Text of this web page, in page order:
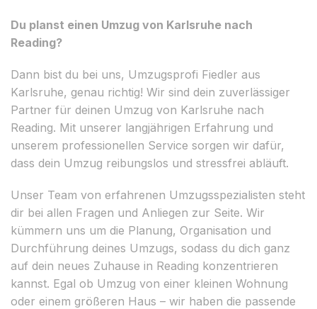
Du planst einen Umzug von Karlsruhe nach
Reading?
Dann bist du bei uns, Umzugsprofi Fiedler aus
Karlsruhe, genau richtig! Wir sind dein zuverlässiger
Partner für deinen Umzug von Karlsruhe nach
Reading. Mit unserer langjährigen Erfahrung und
unserem professionellen Service sorgen wir dafür,
dass dein Umzug reibungslos und stressfrei abläuft.
Unser Team von erfahrenen Umzugsspezialisten steht
dir bei allen Fragen und Anliegen zur Seite. Wir
kümmern uns um die Planung, Organisation und
Durchführung deines Umzugs, sodass du dich ganz
auf dein neues Zuhause in Reading konzentrieren
kannst. Egal ob Umzug von einer kleinen Wohnung
oder einem größeren Haus – wir haben die passende